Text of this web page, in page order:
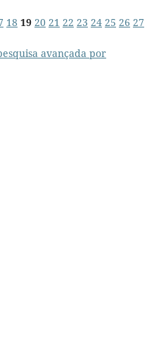
18 19 20 21 22 23 24 25 26 27
avançada por